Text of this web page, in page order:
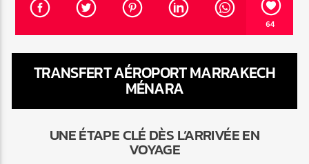
AFROTENZE
Radio Marrakech
64
TRANSFERT AÉROPORT MARRAKECH
MÉNARA
UNE ÉTAPE CLÉ DÈS L’ARRIVÉE EN
VOYAGE